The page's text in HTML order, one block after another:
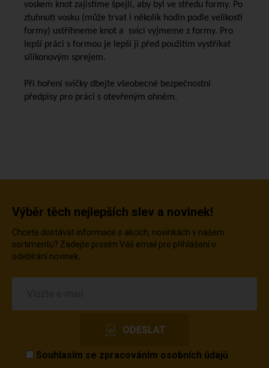
voskem knot zajistíme špejlí, aby byl ve středu formy. Po
ztuhnutí vosku (může trvat i několik hodin podle velikosti
formy) ustříhneme knot a svíci vyjmeme z formy. Pro
lepší práci s formou je lepší ji před použitím vystříkat
silikonovým sprejem.
Při hoření svíčky dbejte všeobecné bezpečnostní
předpisy pro práci s otevřeným ohněm.
Výběr těch nejlepších slev a novinek!
Chcete dostávat informace o akcích, novinkách v našem
sortimentu? Zadejte prosím Váš email pro přihlášení o
odebírání novinek.
Souhlasím se zpracováním osobních údajů